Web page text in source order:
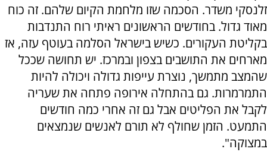
זלנסקי משדר. הסכמה שזו מלחמת הקיום שלהם. זה כוח
מאוד גדול. בחודשים הראשונים ראיתי רוח התנדבות
בקליטת העקורים. כשיש בישראל הסלמה בעוטף עזה, אז
מארחים את התושבים בצפון ובמרכז. יש תחושה שככל
שהמצב מתמשך, נוצרת עייפות גדולה ויכולה להיות
התמרמרות. גם בהתחלה אירופה פתחה את שעריה
לקבל את הפליטים אבל גם זה אחרי כמה חודשים
התמעט. הזמן שחולף לא תורם לאנשים שנמצאים
במצוקה".